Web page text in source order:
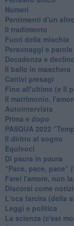
Numeri
Pentimenti d'un
Il tradimento
Fuori della mischia
Personaggi e parole
Decadenza e declino
Il ballo in maschera
Cattivi presagi
Fino all'ultimo (e Il
Il matrimonio,
Autointervista
Prima e dopo
​PASQUA 2022
Il diritto al sogno
Equivoci
Di paura in paura
​“Pace, pace, pace”
Farei l'amore, non
Discorsi come
L'oca farcita (della
Leggi e politica
La scienza (c'est